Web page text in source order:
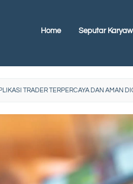
Home Seputar
TRADER TERPERCAYA DAN AMAN